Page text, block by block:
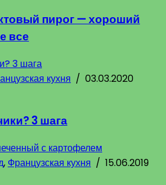
пирог — хороший
все
кухня / 03.03.2020
3 шага
, Французская кухня / 15.06.2019